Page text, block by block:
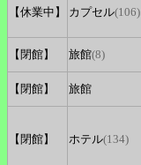
【休業中】 カプセル(106)
【閉館】 旅館(8)
【閉館】 旅館
【閉館】 ホテル(134)